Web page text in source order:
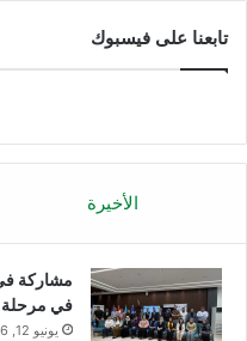
تابعنا على فيسبوك
الأخيرة
مشاركة
في مرحلة
يونيو 12, 2026